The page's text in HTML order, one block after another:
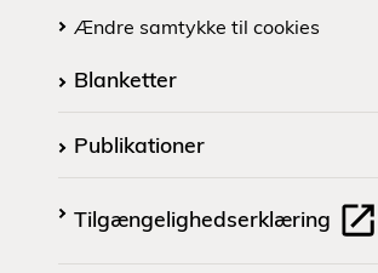
Ændre samtykke til cookies
Blanketter
Publikationer
Tilgængelighedserklæring